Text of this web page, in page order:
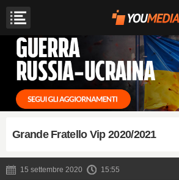
Grande Fratello Vip 2020/2021
15 settembre 2020 15:55